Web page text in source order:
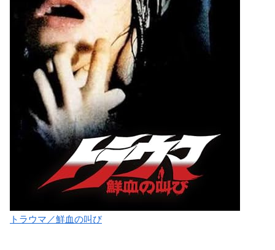
トラウマ／鮮血の叫び